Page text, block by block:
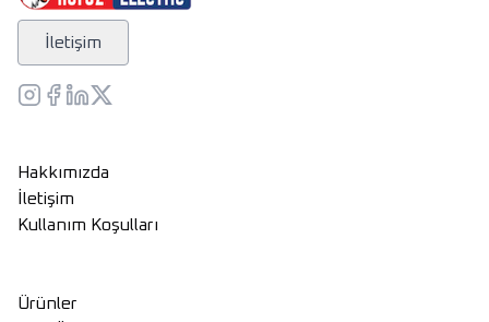
İletişim
Hakkımızda
İletişim
Kullanım Koşulları
Ürünler